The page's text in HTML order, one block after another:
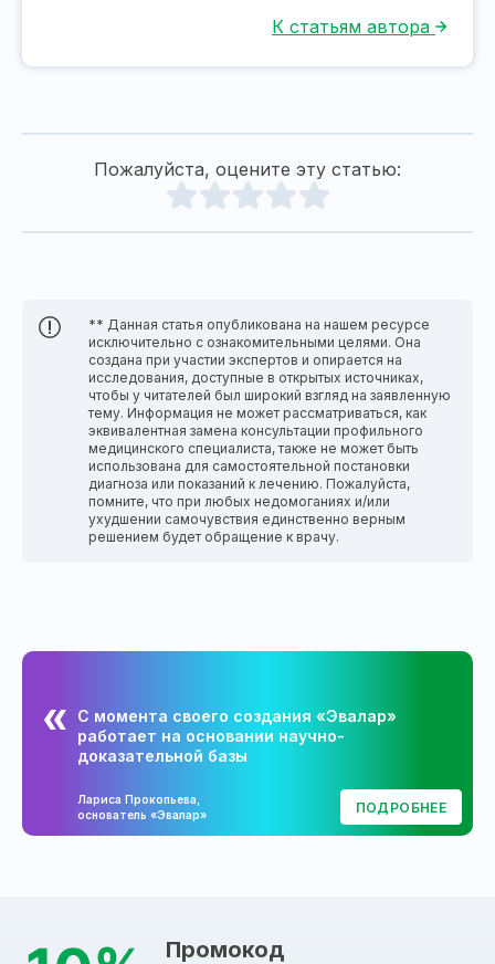
К статьям автора
Пожалуйста, оцените эту статью:
** Данная статья опубликована на нашем ресурсе
исключительно с ознакомительными целями. Она
создана при участии экспертов и опирается на
исследования, доступные в открытых источниках,
чтобы у читателей был широкий взгляд на заявленную
тему. Информация не может рассматриваться, как
эквивалентная замена консультации профильного
медицинского специалиста, также не может быть
использована для самостоятельной постановки
диагноза или показаний к лечению. Пожалуйста,
помните, что при любых недомоганиях и/или
ухудшении самочувствия единственно верным
решением будет обращение к врачу.
С момента своего создания «Эвалар»
работает на основании научно-
доказательной базы
Лариса Прокопьева,
основатель «Эвалар»
ПОДРОБНЕЕ
Промокод